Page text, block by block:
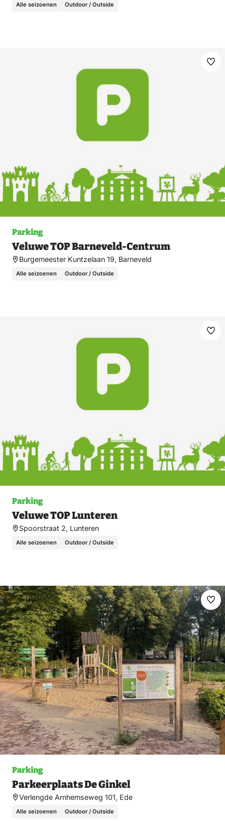
Alle seizoenen Outdoor / Outside
Parking
Veluwe TOP Barneveld-Centrum
Burgemeester Kuntzelaan 19, Barneveld
Alle seizoenen Outdoor / Outside
Parking
Veluwe TOP Lunteren
Spoorstraat 2, Lunteren
Alle seizoenen Outdoor / Outside
Parking
Parkeerplaats De Ginkel
Verlengde Arnhemseweg 101, Ede
Alle seizoenen Outdoor / Outside